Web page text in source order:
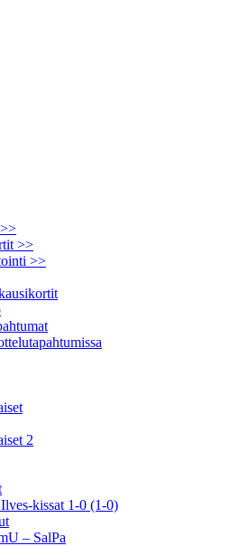
>>
>>
2
kissat 1-0 (1-0)
– SalPa